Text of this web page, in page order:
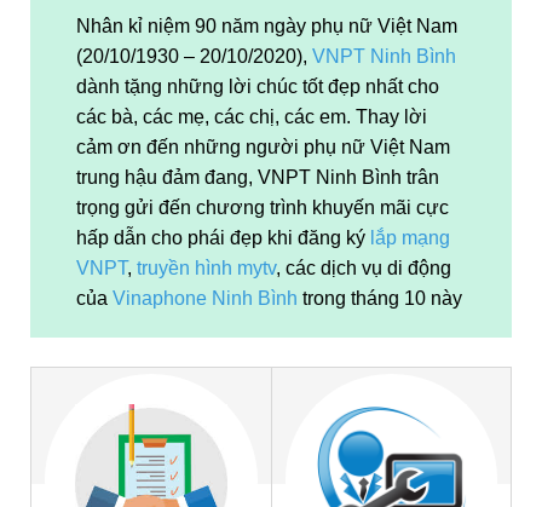
Nhân kỉ niệm 90 năm ngày phụ nữ Việt Nam
(20/10/1930 – 20/10/2020), VNPT Ninh Bình
dành tặng những lời chúc tốt đẹp nhất cho
các bà, các mẹ, các chị, các em. Thay lời
cảm ơn đến những người phụ nữ Việt Nam
trung hậu đảm đang, VNPT Ninh Bình trân
trọng gửi đến chương trình khuyến mãi cực
hấp dẫn cho phái đẹp khi đăng ký lắp mạng
VNPT, truyền hình mytv, các dịch vụ di động
của Vinaphone Ninh Bình trong tháng 10 này